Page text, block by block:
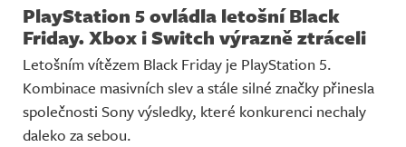
PlayStation 5 ovládla letošní Black
Friday. Xbox i Switch výrazně ztráceli
Letošním vítězem Black Friday je PlayStation 5.
Kombinace masivních slev a stále silné značky přinesla
společnosti Sony výsledky, které konkurenci nechaly
daleko za sebou.